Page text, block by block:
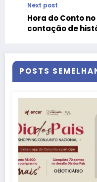
Next post
Hora do Conto
contação de
POSTS